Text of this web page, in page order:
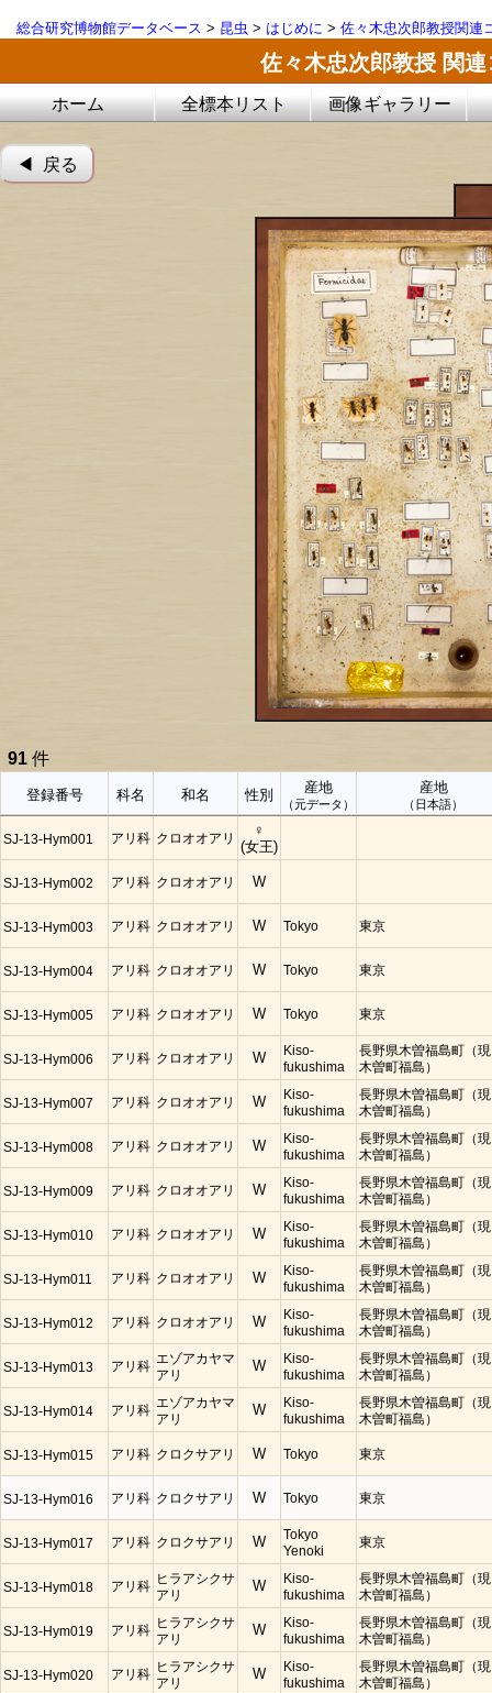
総合研究博物館データベース > 昆虫 > はじめに > 佐々木忠次郎教授関連
佐々木忠次郎教授 関
ホーム 全標本リスト 画像ギャラリー
◀︎ 戻る
91 件
登録番号 科名 和名 性別 産地
（元データ）
産地
（日本語）
SJ-13-Hym001 アリ科 クロオオアリ
♀
(女王)
SJ-13-Hym002 アリ科 クロオオアリ W
SJ-13-Hym003 アリ科 クロオオアリ W Tokyo 東京
SJ-13-Hym004 アリ科 クロオオアリ W Tokyo 東京
SJ-13-Hym005 アリ科 クロオオアリ W Tokyo 東京
SJ-13-Hym006 アリ科 クロオオアリ W
Kiso-
fukushima
長野県木曽福島町（
木曽町福島）
SJ-13-Hym007 アリ科 クロオオアリ W
Kiso-
fukushima
長野県木曽福島町（
木曽町福島）
SJ-13-Hym008 アリ科 クロオオアリ W
Kiso-
fukushima
長野県木曽福島町（
木曽町福島）
SJ-13-Hym009 アリ科 クロオオアリ W
Kiso-
fukushima
長野県木曽福島町（
木曽町福島）
SJ-13-Hym010 アリ科 クロオオアリ W
Kiso-
fukushima
長野県木曽福島町（
木曽町福島）
SJ-13-Hym011 アリ科 クロオオアリ W
Kiso-
fukushima
長野県木曽福島町（
木曽町福島）
SJ-13-Hym012 アリ科 クロオオアリ W
Kiso-
fukushima
長野県木曽福島町（
木曽町福島）
SJ-13-Hym013 アリ科 エゾアカヤマ
アリ
W
Kiso-
fukushima
長野県木曽福島町（
木曽町福島）
SJ-13-Hym014 アリ科 エゾアカヤマ
アリ
W
Kiso-
fukushima
長野県木曽福島町（
木曽町福島）
SJ-13-Hym015 アリ科 クロクサアリ W Tokyo 東京
SJ-13-Hym016 アリ科 クロクサアリ W Tokyo 東京
SJ-13-Hym017 アリ科 クロクサアリ W
Tokyo
Yenoki
東京
SJ-13-Hym018 アリ科 ヒラアシクサ
アリ
W
Kiso-
fukushima
長野県木曽福島町（
木曽町福島）
SJ-13-Hym019 アリ科 ヒラアシクサ
アリ
W
Kiso-
fukushima
長野県木曽福島町（
木曽町福島）
SJ-13-Hym020 アリ科 ヒラアシクサ
アリ
W
Kiso-
fukushima
長野県木曽福島町（
木曽町福島）